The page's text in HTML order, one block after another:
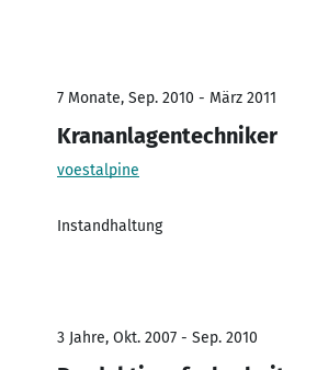
7 Monate, Sep. 2010 - März 2011
Krananlagentechniker
voestalpine
Instandhaltung
3 Jahre, Okt. 2007 - Sep. 2010